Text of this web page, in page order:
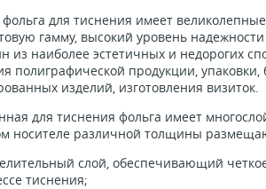
для тиснения имеет
гамму, высокий уровень надежности
из наиболее эстетичных и недорогих
полиграфической продукции, упаковки,
изделий, изготовления визиток.
для тиснения фольга имеет
носителе различной толщины
слой, обеспечивающий
тиснения;